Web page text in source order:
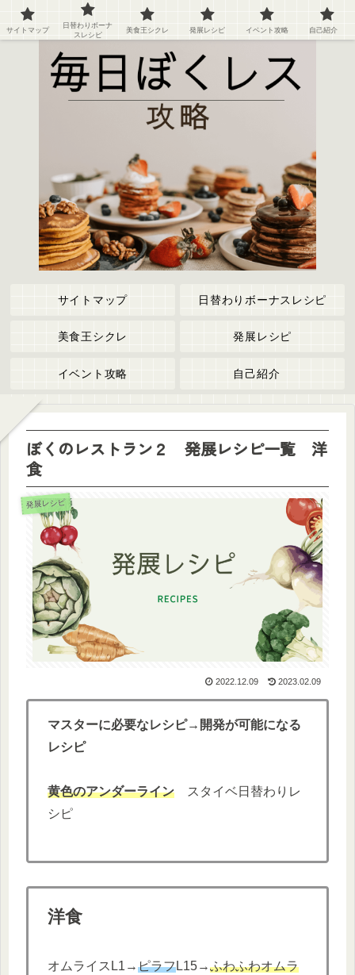
ぼくのレストラン２の攻略情報や記録など
サイトマップ 日替わりボーナスレシピ
美食王シクレ 発展レシピ
イベント攻略 自己紹介
ぼくのレストラン２ 発展レシピ一覧 洋
食
発展レシピ
2022.12.09 2023.02.09
マスターに必要なレシピ→開発が可能になる
レシピ
黄色のアンダーライン スタイベ日替わりレ
シピ
洋食
オムライスL1→ピラフL15→ふわふわオムラ
サイトマップ
日替わりボーナ
スレシピ
美食王シクレ 発展レシピ イベント攻略 自己紹介